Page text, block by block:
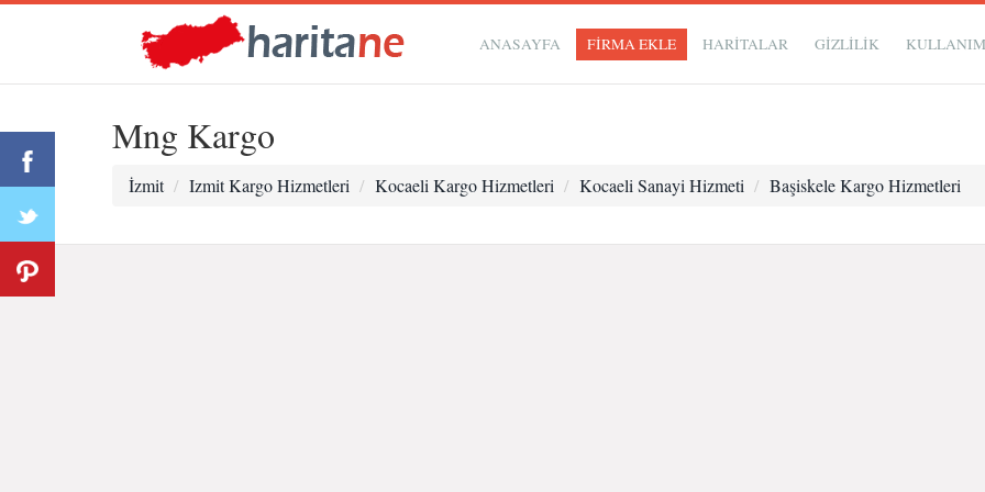
ANASAYFA FİRMA EKLE HARİTALAR GIZLILIK
Mng Kargo
İzmit Izmit Kargo Hizmetleri Kocaeli Kargo Hizmetleri Kocaeli Sanayi Hizmeti Başiskele Kargo Hizmetleri